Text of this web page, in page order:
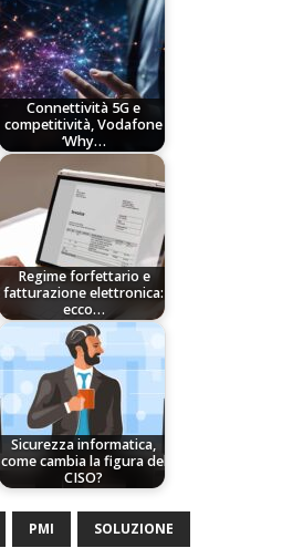
Connettività 5G e
competitività, Vodafone
‘Why…
Regime forfettario e
fatturazione elettronica:
ecco…
Sicurezza informatica,
come cambia la figura del
CISO?
PMI SOLUZIONE